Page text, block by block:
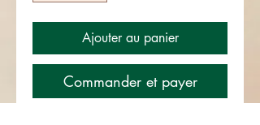
Ajouter au panier
Commander et payer